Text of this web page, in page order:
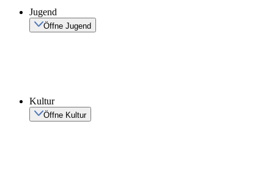
Jugend
Öffne Jugend
Kultur
Öffne Kultur